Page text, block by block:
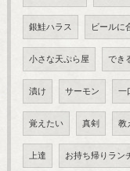
銀鮭ハラス ビールに
小さな天ぷら屋 でき
漬け サーモン 一
覚えたい 真剣 教
上達 お持ち帰りラン